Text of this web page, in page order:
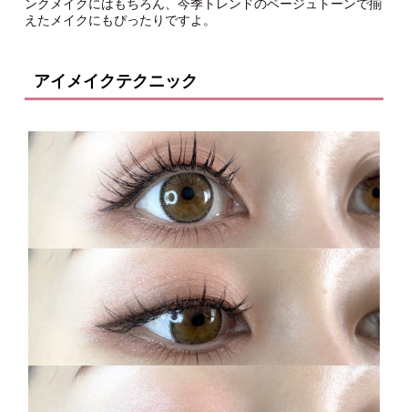
ンクメイクにはもちろん、今季トレンドのベージュトーンで揃
えたメイクにもぴったりですよ。
アイメイクテクニック